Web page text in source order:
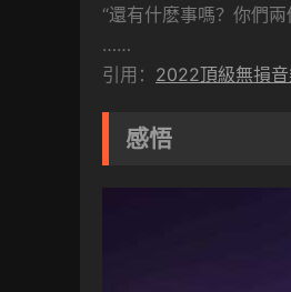
“還有什麽事嗎？你們
……
引用： 2022頂級無損
感悟